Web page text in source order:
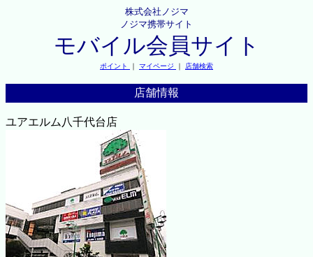
株式会社ノジマ
ノジマ携帯サイト
モバイル会員サイト
ポイント ｜ マイページ ｜ 店舗検索
店舗情報
ユアエルム八千代台店